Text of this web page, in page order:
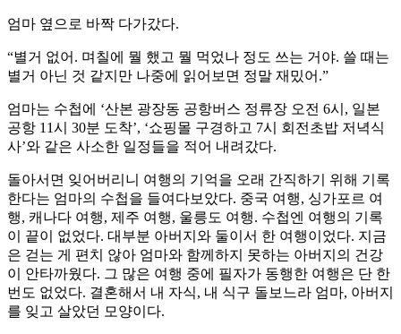
엄마 옆으로 바짝 다가갔다.
“별거 없어. 며칠에 뭘 했고 뭘 먹었나 정도 쓰는 거야. 쓸 때는
별거 아닌 것 같지만 나중에 읽어보면 정말 재밌어.”
엄마는 수첩에 ‘산본 광장동 공항버스 정류장 오전 6시, 일본
공항 11시 30분 도착’, ‘쇼핑몰 구경하고 7시 회전초밥 저녁식
사’와 같은 사소한 일정들을 적어 내려갔다.
돌아서면 잊어버리니 여행의 기억을 오래 간직하기 위해 기록
한다는 엄마의 수첩을 들여다보았다. 중국 여행, 싱가포르 여
행, 캐나다 여행, 제주 여행, 울릉도 여행. 수첩엔 여행의 기록
이 끝이 없었다. 대부분 아버지와 둘이서 한 여행이었다. 지금
은 걷는 게 편치 않아 엄마와 함께하지 못하는 아버지의 건강
이 안타까웠다. 그 많은 여행 중에 필자가 동행한 여행은 단 한
번도 없었다. 결혼해서 내 자식, 내 식구 돌보느라 엄마, 아버지
를 잊고 살았던 모양이다.